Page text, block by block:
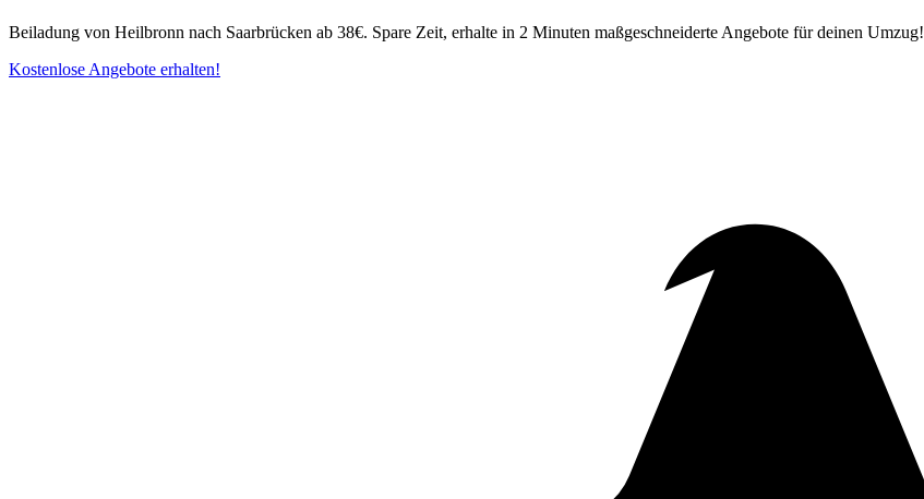
Beiladung von Heilbronn nach Saarbrücken ab 38€. Spare Zeit, erhalte in 2 Minuten maßgeschneiderte Angebote für deinen Umzug!
Kostenlose Angebote erhalten!